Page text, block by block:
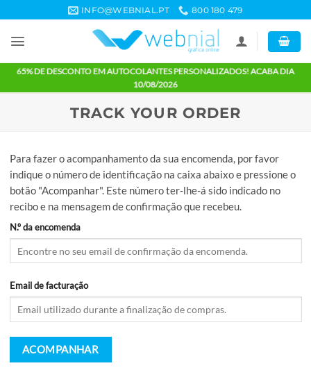
content
INFO@WEBNIAL.PT 800 180 479
65% DE DESCONTO EM AUTOCOLANTES PERSONALIZADOS!
10/08/2026
TRACK YOUR ORDER
Para fazer o acompanhamento da sua encomenda, por favor
indique o número de identificação na caixa abaixo e
botão "Acompanhar". Este número ter-lhe-á sido indicado no
recibo e na mensagem de confirmação que recebeu.
N.º da encomenda
Email de facturação